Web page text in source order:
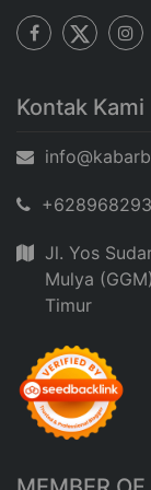
Kontak Kami
Jl. Yos
Mulya
Timur